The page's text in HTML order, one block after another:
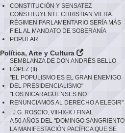
CONSTITUCIÓN Y SENSATEZ
CONSTITUYENTE CHRISTIAN VIERA:
RÉGIMEN PARLAMENTARIO SERÍA MÁS
FIEL AL MANDATO DE SOBERANÍA
POPULAR
Política, Arte y Cultura
SEMBLANZA DE DON ANDRÉS BELLO
LÓPEZ (II)
"EL POPULISMO ES EL GRAN ENEMIGO
DEL PRESIDENCIALISMO"
"LOS NICARAGÜENSES NO
RENUNCIAMOS AL DERECHO A ELEGIR"
. J.G. ROSCIO, VIII-IX-X / FINAL
A 50 AÑOS DEL "DOMINGO
LA MANIFESTACIÓN PACÍFICA QUE SE